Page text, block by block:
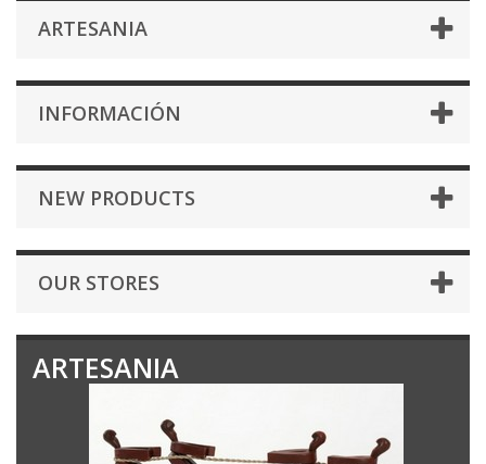
ARTESANIA
INFORMACIÓN
NEW PRODUCTS
OUR STORES
ARTESANIA